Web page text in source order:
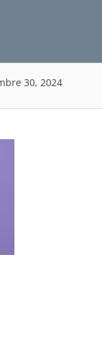
30, 2024